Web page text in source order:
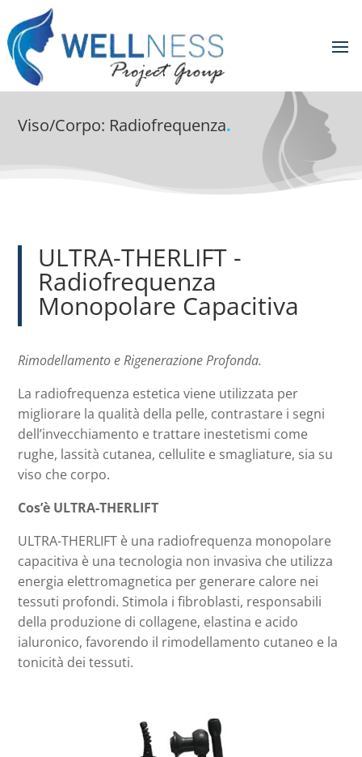
Viso/Corpo: Radiofrequenza.
ULTRA-THERLIFT -
Radiofrequenza
Monopolare Capacitiva
Rimodellamento e Rigenerazione Profonda.
La radiofrequenza estetica viene utilizzata per
migliorare la qualità della pelle, contrastare i segni
dell’invecchiamento e trattare inestetismi come
rughe, lassità cutanea, cellulite e smagliature, sia su
viso che corpo.
Cos’è ULTRA-THERLIFT
ULTRA-THERLIFT è una radiofrequenza monopolare
capacitiva è una tecnologia non invasiva che utilizza
energia elettromagnetica per generare calore nei
tessuti profondi. Stimola i fibroblasti, responsabili
della produzione di collagene, elastina e acido
ialuronico, favorendo il rimodellamento cutaneo e la
tonicità dei tessuti.